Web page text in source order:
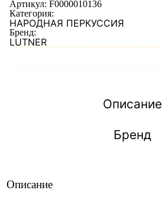
Артикул: F0000010136
Категория:
НАРОДНАЯ ПЕРКУССИЯ
Бренд:
LUTNER
Описание
Бренд
Описание